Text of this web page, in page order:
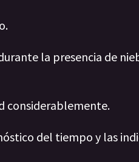
la presencia de
considerablemente.
del tiempo y las